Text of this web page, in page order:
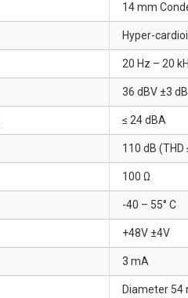
14 mm
Hyper-
20 Hz – 20
36 dBV ±3
≤ 24 dBA
110 dB (THD
100 Ω
-40 – 55° C
+48V ±4V
3 mA
Diameter 54